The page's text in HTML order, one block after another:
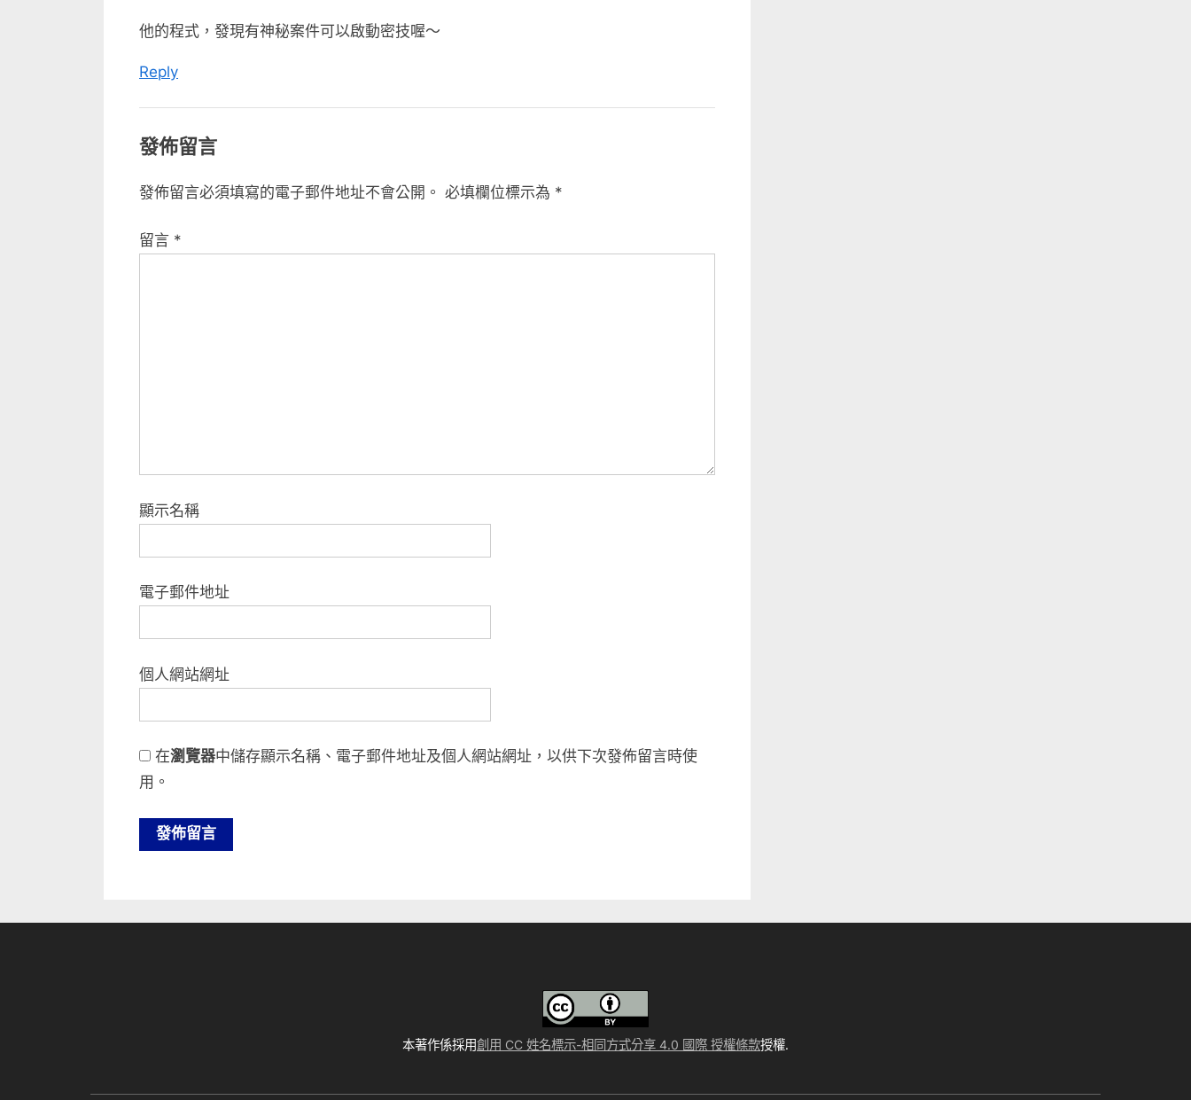
他的程式，發現有神秘案件可以啟動密技喔～
Reply
發佈留言
發佈留言必須填寫的電子郵件地址不會公開。 必填欄位標示為 *
留言 *
顯示名稱
電子郵件地址
個人網站網址
在瀏覽器中儲存顯示名稱、電子郵件地址及個人網站網址，以供下次發佈留言時使
用。
本著作係採用創用 CC 姓名標示-相同方式分享 4.0 國際 授權條款授權.